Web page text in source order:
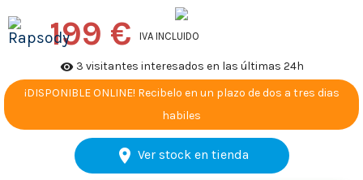
199 € IVA INCLUIDO
visibility 3 visitantes interesados en las últimas 24h
¡DISPONIBLE ONLINE! Recibelo en un plazo de dos a tres dias
habiles
location_on Ver stock en tienda